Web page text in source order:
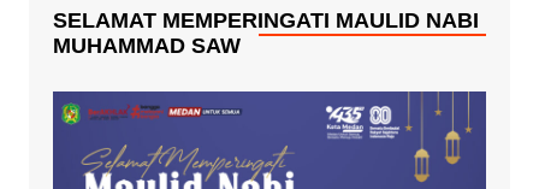
SELAMAT MEMPERINGATI MAULID NABI
MUHAMMAD SAW